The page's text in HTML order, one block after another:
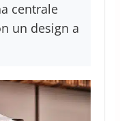
centrale
un design a